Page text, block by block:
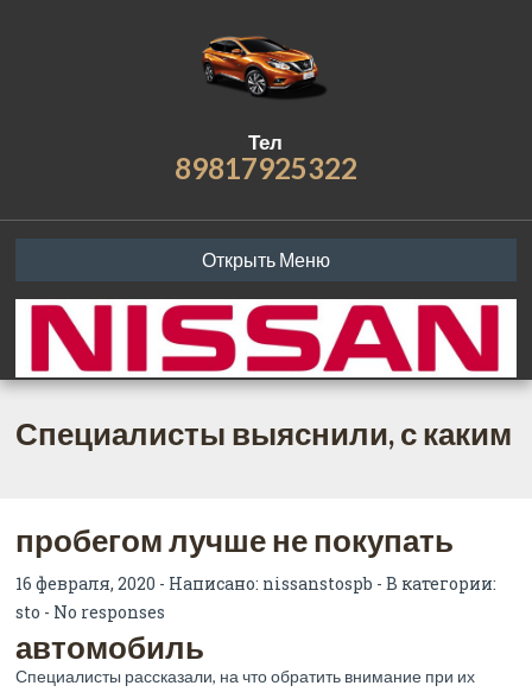
Тел
89817925322
Открыть Меню
Специалисты выяснили, с каким
пробегом лучше не покупать
автомобиль
16 февраля, 2020 - Написано: nissanstospb - В категории:
sto - No responses
Специалисты рассказали, на что обратить внимание при их